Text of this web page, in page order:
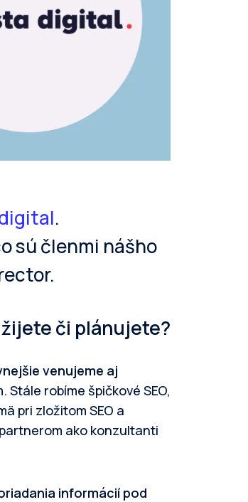
.
sú členmi nášho
či plánujete?
venujeme aj
robíme špičkové SEO,
pri zložitom SEO a
ako konzultanti
informácií pod